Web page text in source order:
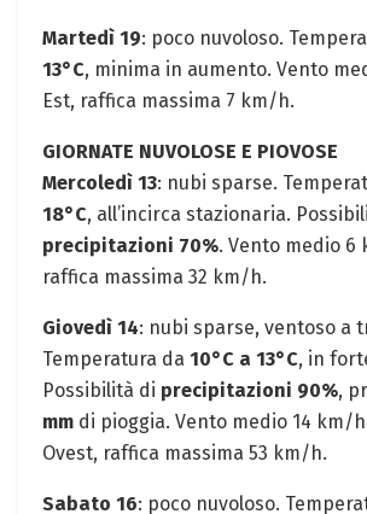
Martedì 19:⁤ poco⁢ nuvoloso.
13°C, minima⁤ in aumento. Vento
Est, raffica massima 7 km/h.
GIORNATE ⁤NUVOLOSE E PIOVOSE
Mercoledì 13: nubi sparse.⁤
18°C,​ all’incirca stazionaria.
precipitazioni 70%.⁣ Vento medio ⁣6
raffica massima 32 ⁣km/h.
Giovedì⁣ 14: nubi sparse, ventoso a
Temperatura da 10°C ‌a 13°C,​ in
Possibilità di precipitazioni 90%,
mm di pioggia. Vento medio 14 km/
Ovest, raffica massima 53 km/h.
Sabato 16:​ poco nuvoloso.